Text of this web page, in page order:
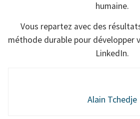
humaine.
Vous repartez avec des
méthode durable pour développer
LinkedIn.
Alain Tchedje